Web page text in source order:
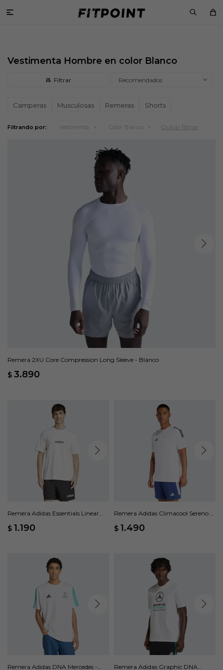

Vestimenta Hombre en color Blanco
Recomendados
Camperas Musculosas Remeras Shorts
Filtrando por: Vestimenta Color: Blanco Quitar filtros
Remera 2XU Core Compression Long Sleeve - Blanco
$ 3.890
Remera Adidas Essentials Linear
$ 1.190
Remera Adidas Climacool Sereno -
$ 1.490
Remera Adidas DNA Mercedes -
Remera Adidas Graphic DNA